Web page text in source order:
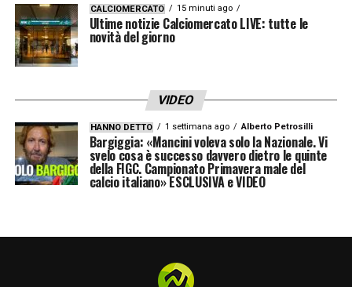
primo piano. Se la trattativa dovesse andare
in porto, l’Inter si assicurerebbe un difensore
di grande potenziale, capace di garantire
LA PLAYLIST DELLE NOSTRE TOP NEWS
CALCIOMERCATO 15 minuti ago
Ultime notizie Calciomercato LIVE: tutte le
novità del giorno
VIDEO
HANNO DETTO 1 settimana ago Alberto Petrosilli
Bargiggia: «Mancini voleva solo la Nazionale. Vi
svelo cosa è successo davvero dietro le quinte
della FIGC. Campionato Primavera male del
calcio italiano» ESCLUSIVA e VIDEO